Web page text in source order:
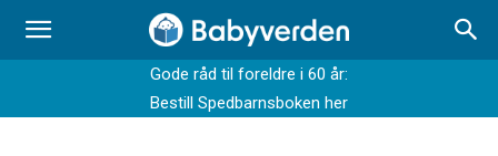
Gode råd til foreldre i 60 år:
Bestill Spedbarnsboken her